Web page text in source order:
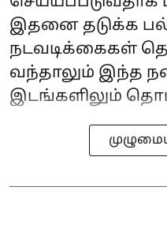
இதனை தடுக்க
நடவடிக்கைகள்
வந்தாலும் இந்த
இடங்களிலும்